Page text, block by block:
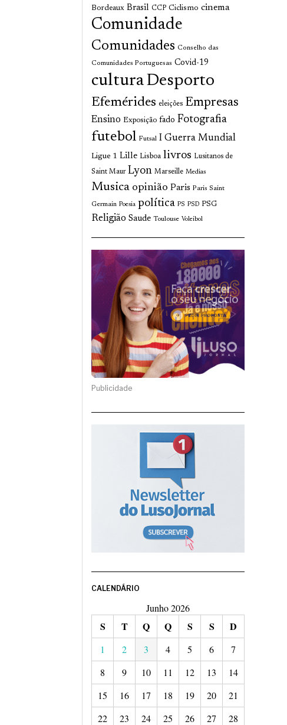
Bordeaux Brasil CCP Ciclismo cinema
Comunidade
Comunidades Conselho das
Comunidades Portuguesas Covid-19
culturaDesporto
Efemérides eleições Empresas
Ensino Exposição fado Fotografia
futebol Futsal I Guerra Mundial
Ligue 1 Lille Lisboa livros Lusitanos de
Saint Maur Lyon Marseille Medias
Musica opinião Paris Paris Saint
Germain Poesia política PS PSD PSG
Religião Saude Toulouse Voleibol
Publicidade
CALENDÁRIO
Junho 2026
S T Q Q S S D
1 2 3 4 5 6
7
8
9 10 11 12 13
14
15
16 17 18 19 20
21
22
23 24 25 26 27
28